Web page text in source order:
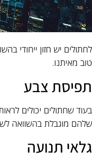
לחתולים יש חזון ייחודי
טוב מאיתנו.
תפיסת צבע
בעוד שחתולים יכולים
שלהם מוגבלת בהשוואה
גלאי תנועה